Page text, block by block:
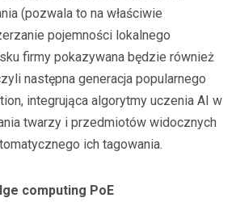
(pozwala to na właściwie
pojemności lokalnego
firmy pokazywana będzie również
następna generacja popularnego
integrująca algorytmy uczenia AI w
twarzy i przedmiotów widocznych
ich tagowania.
computing PoE